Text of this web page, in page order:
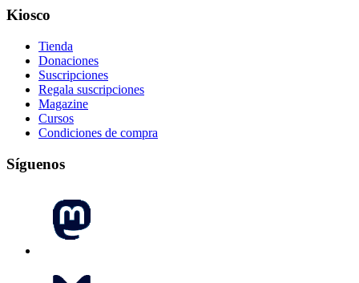
Kiosco
Tienda
Donaciones
Suscripciones
Regala suscripciones
Magazine
Cursos
Condiciones de compra
Síguenos